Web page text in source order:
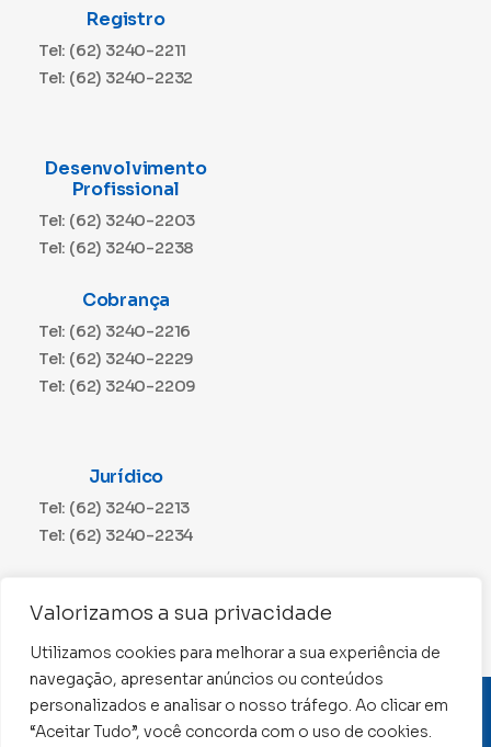
Valorizamos a sua privacidade
Utilizamos cookies para melhorar a sua experiência de
navegação, apresentar anúncios ou conteúdos
personalizados e analisar o nosso tráfego. Ao clicar em
“Aceitar Tudo”, você concorda com o uso de cookies.
Registro
Tel: (62) 3240-2211
Tel: (62) 3240-2232
Desenvolvimento
Profissional
Tel: (62) 3240-2203
Tel: (62) 3240-2238
Cobrança
Tel: (62) 3240-2216
Tel: (62) 3240-2229
Tel: (62) 3240-2209
Jurídico
Tel: (62) 3240-2213
Tel: (62) 3240-2234
Tel: (62) 3240-2230
CNPJ: 01.015.676/0001-11
Conselho Regional de Contabilidade de Goiás 2022 –